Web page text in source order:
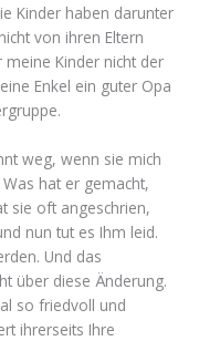
Kinder haben darunter
von ihren Eltern
Kinder nicht der
Enkel ein guter Opa
weg, wenn sie mich
hat er gemacht,
sie oft angeschrien,
nun tut es Ihm leid.
Und das
über diese Änderung.
so friedvoll und
ihrerseits Ihre